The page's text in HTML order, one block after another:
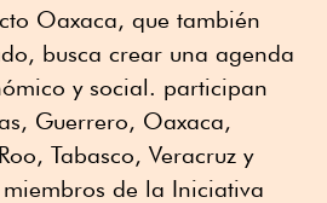
Oaxaca, que también
busca crear una agenda
y social. participan
Guerrero, Oaxaca,
Tabasco, Veracruz y
de la Iniciativa